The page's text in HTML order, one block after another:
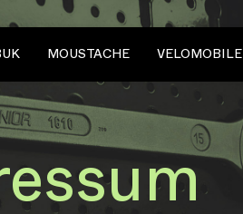
MOUSTACHE VELOMOBILE